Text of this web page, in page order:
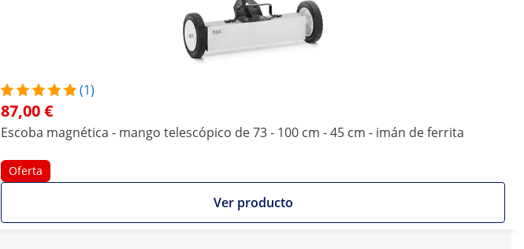
(1)
87,00 €
Escoba magnética - mango telescópico de 73 - 100 cm - 45 cm - imán de ferrita
Oferta
Ver producto